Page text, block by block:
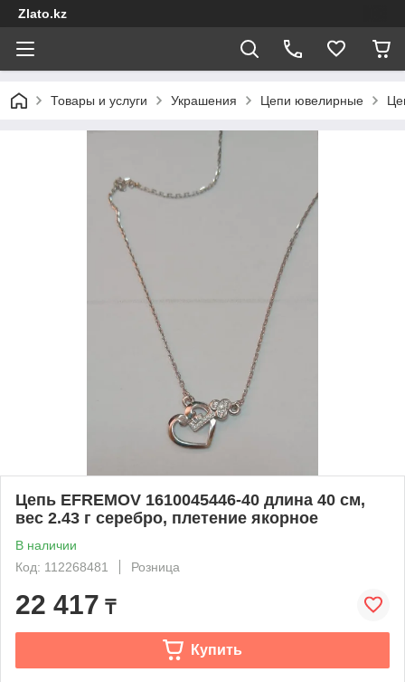
Zlato.kz
Товары и услуги Украшения Цепи ювелирные
Цепь EFREMOV 1610045446-40 длина 40 см,
вес 2.43 г серебро, плетение якорное
В наличии
Код: 112268481
Розница
22 417 ₸
Купить